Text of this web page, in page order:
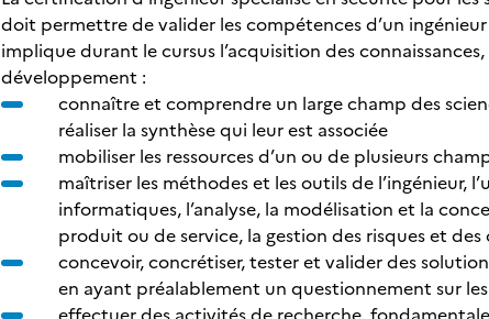
doit permettre de valider les compétences d’un
implique durant le cursus l’acquisition des
développement :
connaître et comprendre un large champ des
réaliser la synthèse qui leur est associée
mobiliser les ressources d’un ou de plusieurs
maîtriser les méthodes et les outils de l’ingénieur,
informatiques, l’analyse, la modélisation et la
produit ou de service, la gestion des risques et
concevoir, concrétiser, tester et valider des
en ayant préalablement un questionnement sur les